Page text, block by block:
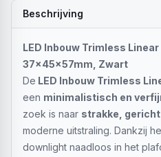
Beschrijving
LED Inbouw Trimless
37x45x57mm, Zwart
De LED Inbouw Trimless
een minimalistisch en
zoek is naar strakke,
moderne uitstraling. Dankzij
downlight naadloos in het